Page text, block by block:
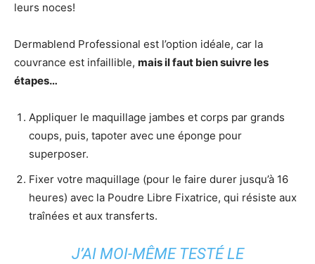
leurs noces!
Dermablend Professional est l’option idéale, car la
couvrance est infaillible, mais il faut bien suivre les
étapes…
Appliquer le maquillage jambes et corps par grands
coups, puis, tapoter avec une éponge pour
superposer.
Fixer votre maquillage (pour le faire durer jusqu’à 16
heures) avec la Poudre Libre Fixatrice, qui résiste aux
traînées et aux transferts.
J’AI MOI-MÊME TESTÉ LE